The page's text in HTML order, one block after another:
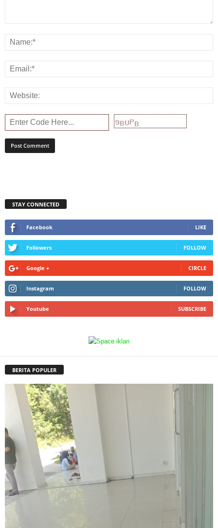
STAY CONNECTED
Facebook LIKE
Followers FOLLOW
Google + CIRCLE
Instagram FOLLOW
Youtube SUBSCRIBE
BERITA POPULER